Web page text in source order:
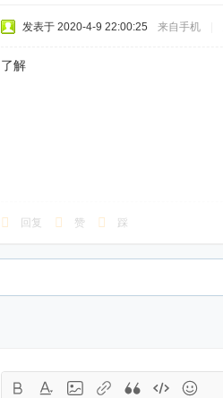
发表于 2020-4-9 22:00:25 来自手机
了解
回复 赞 踩